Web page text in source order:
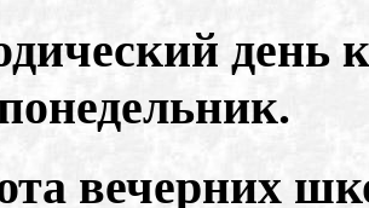
день
вечерних